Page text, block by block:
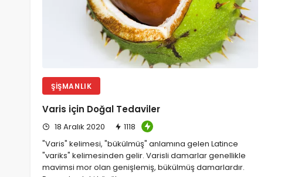
ŞIŞMANLIK
Varis için Doğal Tedaviler
18 Aralık 2020
1118
"Varis" kelimesi, "bükülmüş" anlamına gelen Latince
"variks" kelimesinden gelir. Varisli damarlar genellikle
mavimsi mor olan genişlemiş, bükülmüş damarlardır.